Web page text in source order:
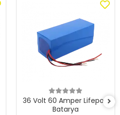
36 Volt 60 Amper Lifepo4
Batarya